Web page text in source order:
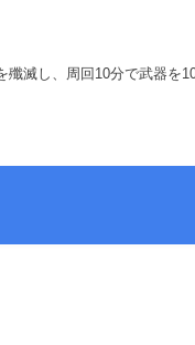
滅し、周回10分で武器を